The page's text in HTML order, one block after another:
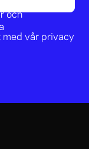
och
med vår privacy